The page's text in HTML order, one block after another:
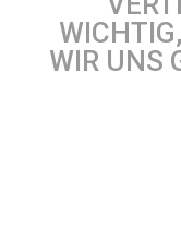
WIR UNS